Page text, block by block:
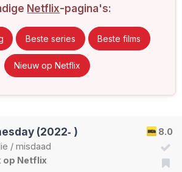
Netflix-pagina's:
Beste series Beste films
Nieuw op Netflix
8.0
(2022‑ )
/ misdaad
op Netflix